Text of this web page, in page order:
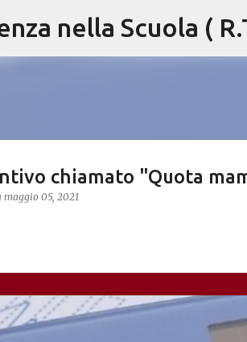
Passa ai
nella Scuola (
chiamato "Quota
maggio 05, 2021